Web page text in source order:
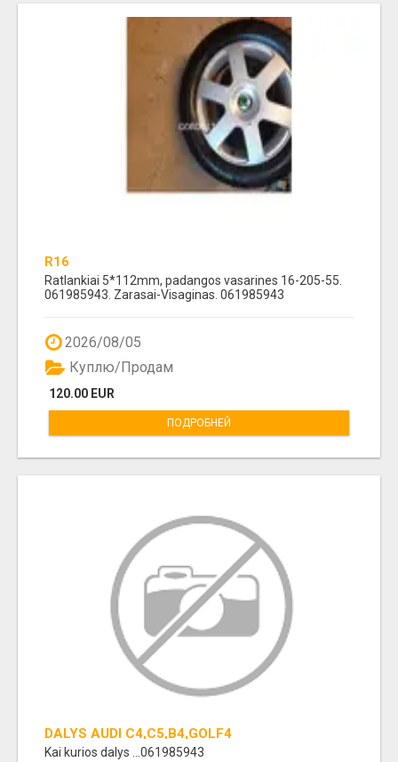
R16
Ratlankiai 5*112mm, padangos vasarines 16-205-55.
061985943. Zarasai-Visaginas. 061985943
2026/08/05
120.00 EUR
Куплю/Продам
ПОДРОБНЕЙ
DALYS AUDI C4,C5,B4,GOLF4
Kai kurios dalys ...061985943